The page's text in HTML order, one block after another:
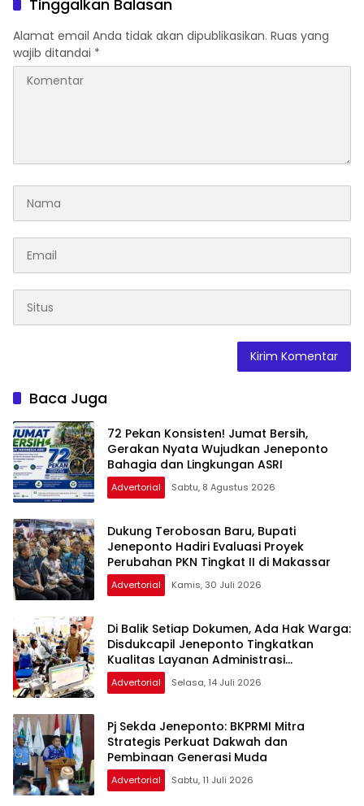
Tinggalkan Balasan
Alamat email Anda tidak akan dipublikasikan. Ruas yang
wajib ditandai *
Baca Juga
72 Pekan Konsisten! Jumat Bersih,
Gerakan Nyata Wujudkan Jeneponto
Bahagia dan Lingkungan ASRI
Advertorial Sabtu, 8 Agustus 2026
Dukung Terobosan Baru, Bupati
Jeneponto Hadiri Evaluasi Proyek
Perubahan PKN Tingkat II di Makassar
Advertorial Kamis, 30 Juli 2026
Di Balik Setiap Dokumen, Ada Hak Warga:
Disdukcapil Jeneponto Tingkatkan
Kualitas Layanan Administrasi
Kependudukan
Advertorial Selasa, 14 Juli 2026
Pj Sekda Jeneponto: BKPRMI Mitra
Strategis Perkuat Dakwah dan
Pembinaan Generasi Muda
Advertorial Sabtu, 11 Juli 2026